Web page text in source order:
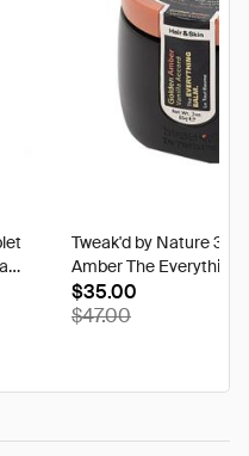
Tweak'd by Nature 3
Amber The Everything
$35.00
$47.00